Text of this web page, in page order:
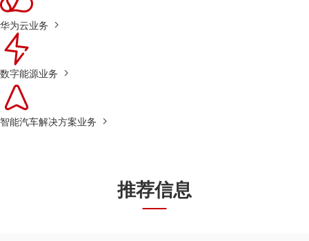
华为云业务
数字能源业务
智能汽车解决方案业务
推荐信息